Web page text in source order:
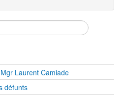
Laurent Camiade
défunts